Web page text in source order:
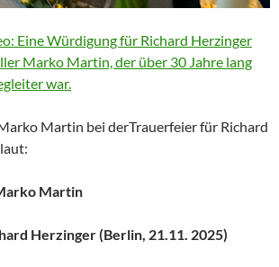
Eine Würdigung für Richard Herzinger
Marko Martin, der über 30 Jahre lang
war.
Martin bei derTrauerfeier für Richard
Martin
Herzinger (Berlin, 21.11. 2025)